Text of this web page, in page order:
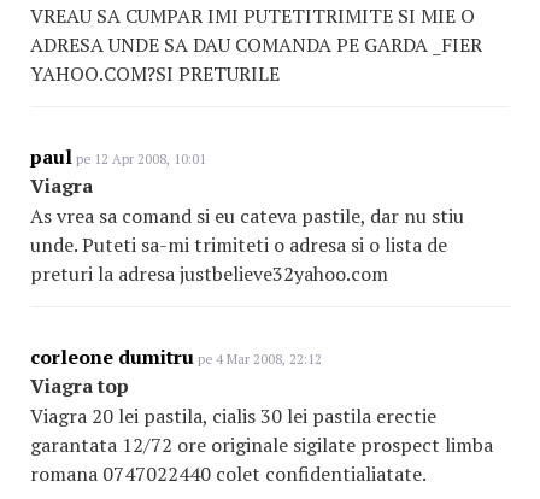
VREAU SA CUMPAR IMI PUTETITRIMITE SI MIE O
ADRESA UNDE SA DAU COMANDA PE GARDA _FIER
YAHOO.COM?SI PRETURILE
paul pe 12 Apr 2008, 10:01
Viagra
As vrea sa comand si eu cateva pastile, dar nu stiu
unde. Puteti sa-mi trimiteti o adresa si o lista de
preturi la adresa justbelieve32yahoo.com
corleone dumitru pe 4 Mar 2008, 22:12
Viagra top
Viagra 20 lei pastila, cialis 30 lei pastila erectie
garantata 12/72 ore originale sigilate prospect limba
romana 0747022440 colet confidentialiatate.